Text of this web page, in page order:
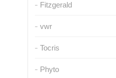
Fitzgerald
vwr
Tocris
Phyto